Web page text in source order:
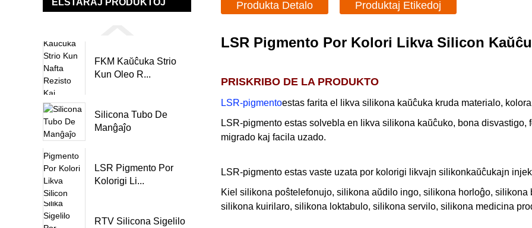
ELSTARAJ PRODUKTOJ
FKM Kaŭĉuka Strio
Kun Oleo R...
Silicona Tubo De
Manĝaĵo
LSR Pigmento Por
Kolorigi Li...
RTV Silicona Sigelilo
Produkta Detalo Produktaj Etikedoj
LSR Pigmento Por Kolori Likva Silicon
PRISKRIBO DE LA PRODUKTO
LSR-pigmentoestas farita el likva silikona kaŭĉuka kruda materialo,
LSR-pigmento estas solvebla en likva silikona kaŭĉuko, bona disvastigo,
migrado kaj facila uzado.
LSR-pigmento estas vaste uzata por kolorigi likvajn silikonkaŭĉukajn
Kiel silikona poŝtelefonujo, silikona aŭdilo ingo, silikona horloĝo,
silikona kuirilaro, silikona loktabulo, silikona servilo, silikona medicina